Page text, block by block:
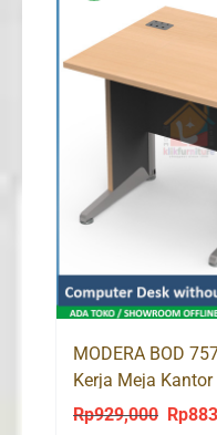
MODERA BOD
Kerja Meja Kantor
Rp929,000
Original
Rp